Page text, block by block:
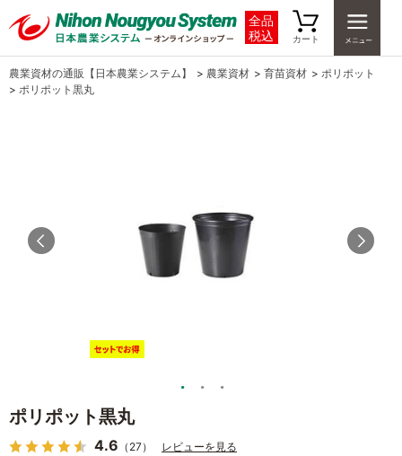
全品
税込
カート
農業資材の通販【日本農業システム】 > 農業資材 > 育苗資材 > ポリポット
> ポリポット黒丸
ポリポット黒丸
4.6 （27） レビューを見る